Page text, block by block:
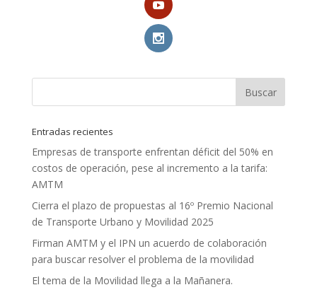
Entradas recientes
Empresas de transporte enfrentan déficit del 50% en
costos de operación, pese al incremento a la tarifa:
AMTM
Cierra el plazo de propuestas al 16º Premio Nacional
de Transporte Urbano y Movilidad 2025
Firman AMTM y el IPN un acuerdo de colaboración
para buscar resolver el problema de la movilidad
El tema de la Movilidad llega a la Mañanera.